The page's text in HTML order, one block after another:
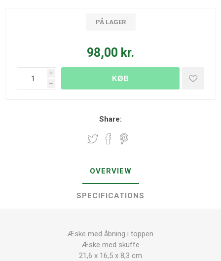
PÅ LAGER
98,00 kr.
i
h
KØB
Share:
OVERVIEW
SPECIFICATIONS
Æske med åbning i toppen
Æske med skuffe
21,6 x 16,5 x 8,3 cm